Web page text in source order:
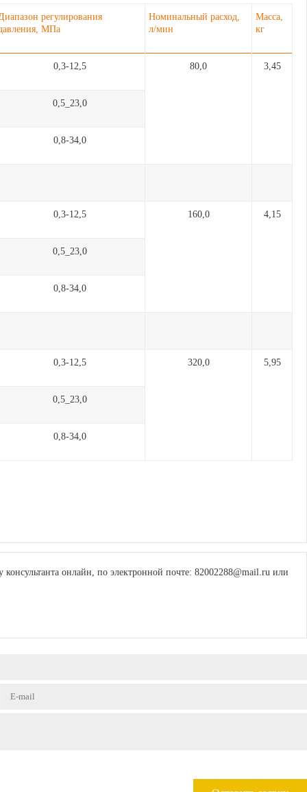
регулирования
МПа
Номинальный расход,
л/мин
Масса,
кг
0,3-12,5 80,0 3,45
0,5_23,0
0,8-34,0
0,3-12,5 160,0 4,15
0,5_23,0
0,8-34,0
0,3-12,5 320,0 5,95
0,5_23,0
0,8-34,0
онлайн, по электронной почте: 82002288@mail.ru или